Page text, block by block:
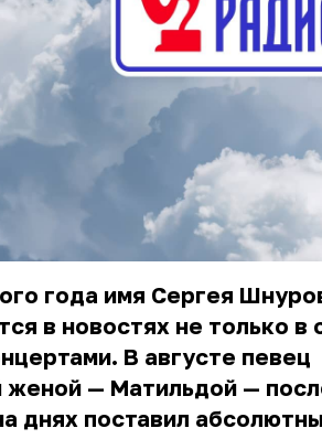
года имя Сергея
в новостях не только в
В августе певец
женой — Матильдой —
днях поставил